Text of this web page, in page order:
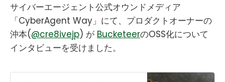
サイバーエージェント公式オウンドメディア
「CyberAgent Way」にて、プロダクトオーナーの
沖本(@cre8ivejp) が BucketeerのOSS化について
インタビューを受けました。